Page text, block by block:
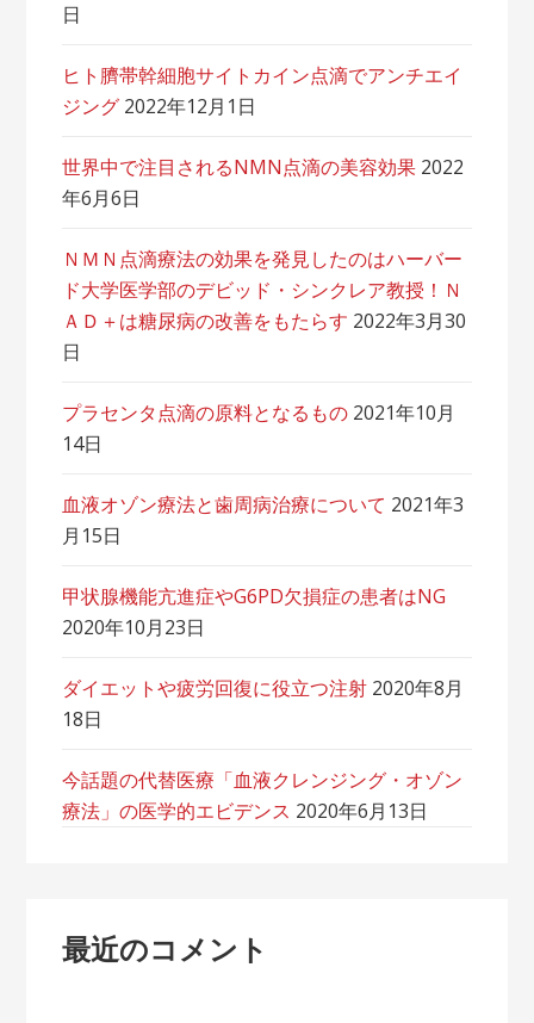
日
ヒト臍帯幹細胞サイトカイン点滴でアンチエイ
ジング 2022年12月1日
世界中で注目されるNMN点滴の美容効果 2022
年6月6日
ＮＭＮ点滴療法の効果を発見したのはハーバー
ド大学医学部のデビッド・シンクレア教授！Ｎ
ＡＤ＋は糖尿病の改善をもたらす 2022年3月30
日
プラセンタ点滴の原料となるもの 2021年10月
14日
血液オゾン療法と歯周病治療について 2021年3
月15日
甲状腺機能亢進症やG6PD欠損症の患者はNG
2020年10月23日
ダイエットや疲労回復に役立つ注射 2020年8月
18日
今話題の代替医療「血液クレンジング・オゾン
療法」の医学的エビデンス 2020年6月13日
最近のコメント